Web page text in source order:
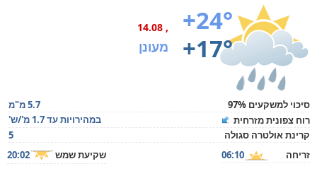
+24°
+17°
, 14.08
מעונן
סיכוי למשקעים 97%
5.7 מ"מ
רוח צפונית מזרחית
במהירויות עד 1.7 מ'/ש'
קרינת אולטרה סגולה
5
זריחה
06:10 שקיעת שמש 20:02